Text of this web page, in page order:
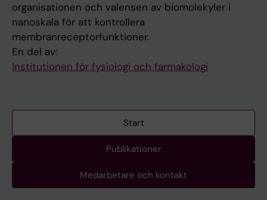
organisationen och valensen av biomolekyler i
nanoskala för att kontrollera
membranreceptorfunktioner.
En del av:
Institutionen för fysiologi och farmakologi
Start
Publikationer
Medarbetare och kontakt